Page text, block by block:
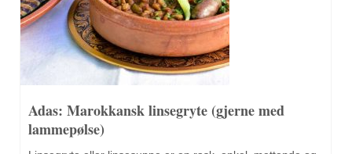
Adas: Marokkansk linsegryte (gjerne med
lammepølse)